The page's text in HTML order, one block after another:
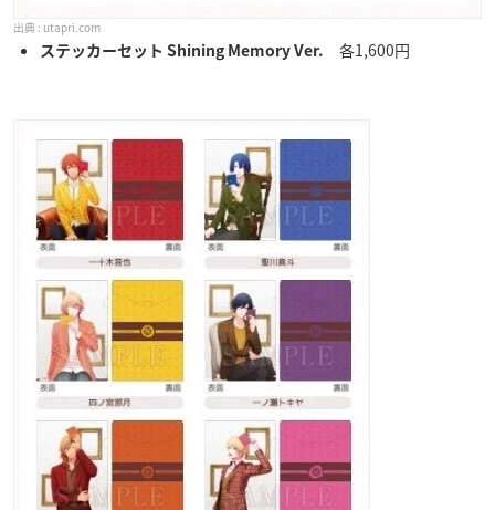
utapri.com
ステッカーセット Shining Memory Ver. 各1,600円